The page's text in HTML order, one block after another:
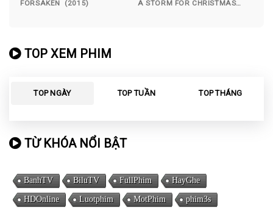
FORSAKEN (2015)
A STORM FOR CHRISTMAS
TOP XEM PHIM
TOP NGÀY TOP TUẦN TOP THÁNG
TỪ KHÓA NỔI BẬT
BanhTV BiluTV FullPhim HayGhe
HDOnline Luotphim MotPhim phim3s